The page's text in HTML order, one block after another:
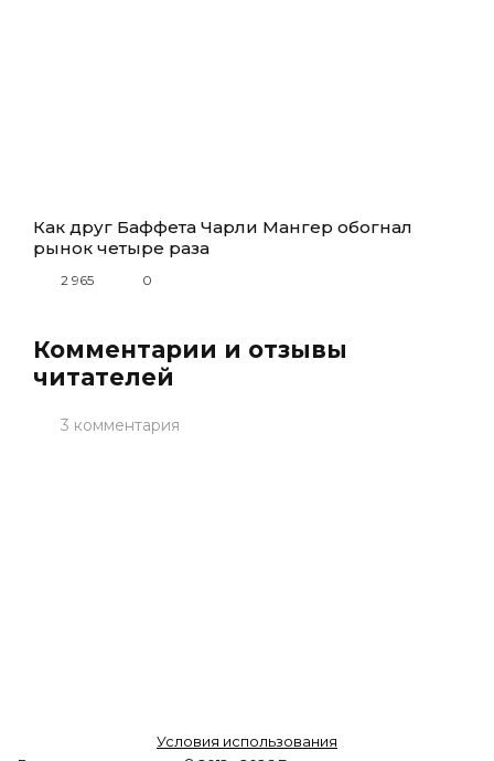
Как друг Баффета Чарли Мангер обогнал
рынок четыре раза
2 965 0
Комментарии и отзывы
читателей
3 комментария
Условия использования